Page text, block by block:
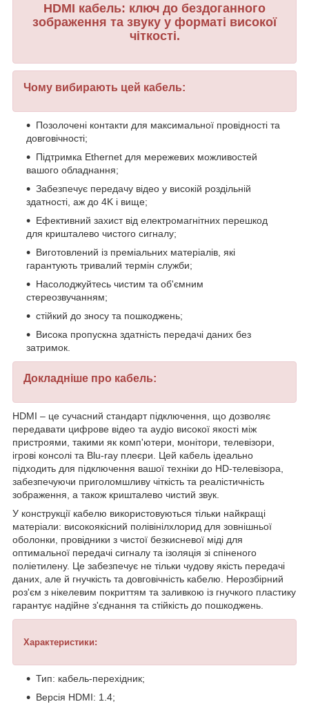
HDMI кабель: ключ до бездоганного
зображення та звуку у форматі високої
чіткості.
Чому вибирають цей кабель:
Позолочені контакти для максимальної провідності та
довговічності;
Підтримка Ethernet для мережевих можливостей
вашого обладнання;
Забезпечує передачу відео у високій роздільній
здатності, аж до 4K і вище;
Ефективний захист від електромагнітних перешкод
для кришталево чистого сигналу;
Виготовлений із преміальних матеріалів, які
гарантують тривалий термін служби;
Насолоджуйтесь чистим та об'ємним
стереозвучанням;
стійкий до зносу та пошкоджень;
Висока пропускна здатність передачі даних без
затримок.
Докладніше про кабель:
HDMI – це сучасний стандарт підключення, що дозволяє
передавати цифрове відео та аудіо високої якості між
пристроями, такими як комп'ютери, монітори, телевізори,
ігрові консолі та Blu-ray плеєри. Цей кабель ідеально
підходить для підключення вашої техніки до HD-телевізора,
забезпечуючи приголомшливу чіткість та реалістичність
зображення, а також кришталево чистий звук.
У конструкції кабелю використовуються тільки найкращі
матеріали: високоякісний полівінілхлорид для зовнішньої
оболонки, провідники з чистої безкисневої міді для
оптимальної передачі сигналу та ізоляція зі спіненого
поліетилену. Це забезпечує не тільки чудову якість передачі
даних, але й гнучкість та довговічність кабелю. Нерозбірний
роз'єм з нікелевим покриттям та заливкою із гнучкого пластику
гарантує надійне з'єднання та стійкість до пошкоджень.
Характеристики:
Тип: кабель-перехідник;
Версія HDMI: 1.4;